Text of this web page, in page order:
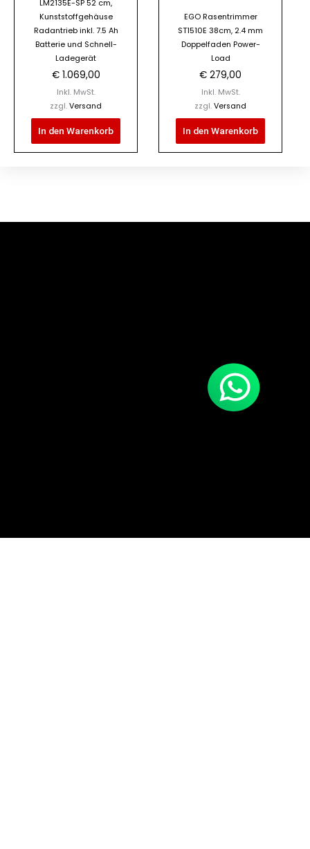
LM2135E-SP 52 cm,
Kunststoffgehäuse
Radantrieb inkl. 7.5 Ah
Batterie und Schnell-
Ladegerät
€1.069,00
Inkl. MwSt.
zzgl. Versand
In den Warenkorb
EGO Rasentrimmer
ST1510E 38cm, 2.4 mm
Doppelfaden Power-
Load
€ 279,00
Inkl. MwSt.
zzgl. Versand
In den Warenkorb